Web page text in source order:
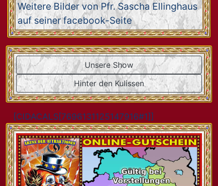
Weitere Bilder von Pfr. Sascha Ellinghaus
auf seiner facebook-Seite
Unsere Show
Hinter den Kulissen
[CIDACALS[7696131125147916#1]]